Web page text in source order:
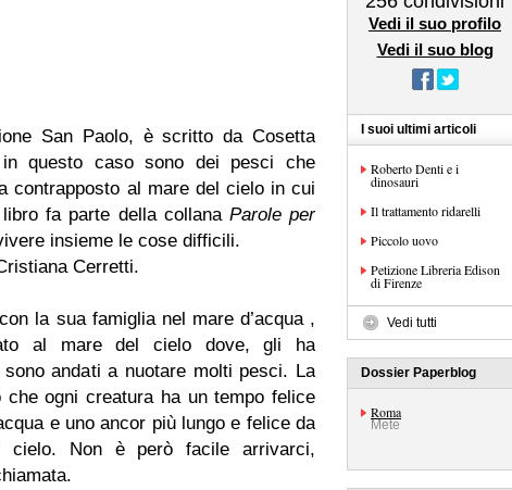
San Paolo, è scritto da Cosetta
questo caso sono dei pesci che
contrapposto al mare del cielo in cui
fa parte della collana Parole per
insieme le cose difficili.
Cerretti.
la sua famiglia nel mare d’acqua ,
al mare del cielo dove, gli ha
andati a nuotare molti pesci. La
che ogni creatura ha un tempo felice
e uno ancor più lungo e felice da
cielo. Non è però facile arrivarci,
Vedi il suo profilo
Vedi il suo blog
I suoi ultimi articoli
Roberto Denti e i
dinosauri
Il trattamento ridarelli
Piccolo uovo
Petizione Libreria Edison
di Firenze
Vedi tutti
Dossier Paperblog
Roma
Mete